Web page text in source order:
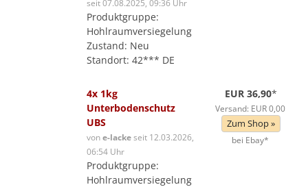
seit 07.08.2025, 09:36 Uhr
Produktgruppe:
Hohlraumversiegelung
Zustand: Neu
Standort: 42*** DE
4x 1kg
Unterbodenschutz
UBS
vone-lackeseit 12.03.2026,
06:54 Uhr
Produktgruppe:
Hohlraumversiegelung
EUR 36,90*
Versand: EUR 0,00
Zum Shop »
bei Ebay*